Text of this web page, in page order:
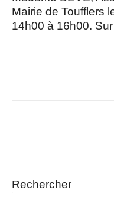
Mairie de Toufflers
14h00 à 16h00.
Rechercher